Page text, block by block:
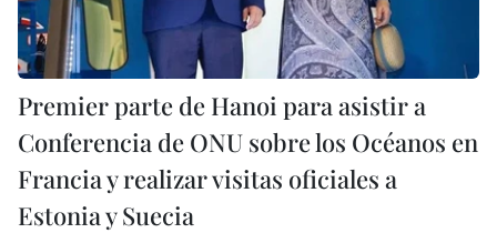
Premier parte de Hanoi para asistir a
Conferencia de ONU sobre los Océanos en
Francia y realizar visitas oficiales a
Estonia y Suecia